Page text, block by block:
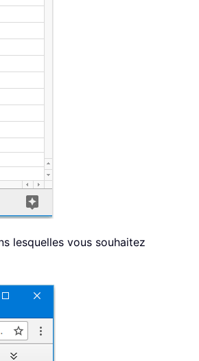
lesquelles vous souhaitez